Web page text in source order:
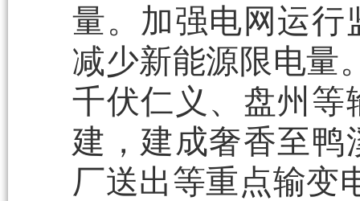
量。加强电网运行
减少新能源限电量
千伏仁义、盘州等
建，建成奢香至鸭
厂送出等重点输变